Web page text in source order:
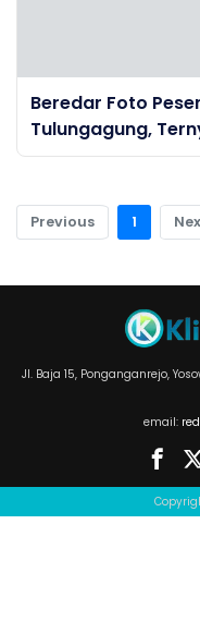
Beredar Foto
Tulungagung,
Previous 1
Jl. Baja 15, Ponganganrejo,
email: